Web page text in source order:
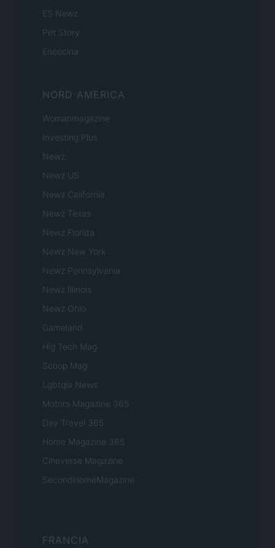
ES Newz
Pet Story
Encocina
NORD AMERICA
Womanmagazine
Investing Plus
Newz
Newz US
Newz California
Newz Texas
Newz Florida
Newz New York
Newz Pennsylvania
Newz Illinois
Newz Ohio
Gameland
Hig Tech Mag
Scoop Mag
Lgbtqia News
Motors Magazine 365
Day Travel 365
Home Magazine 365
Cineverse Magazine
SecondHomeMagazine
FRANCIA